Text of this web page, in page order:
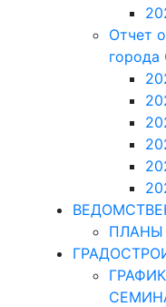
Отчет
города
ПЛАНЫ